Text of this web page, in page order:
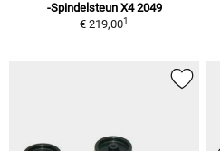
-Spindelsteun X4 2049
€ 219,001